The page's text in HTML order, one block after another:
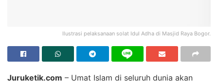
Ilustrasi pelaksanaan solat Idul Adha di Masjid Raya Bogor.
Juruketik.com – Umat Islam di seluruh dunia akan